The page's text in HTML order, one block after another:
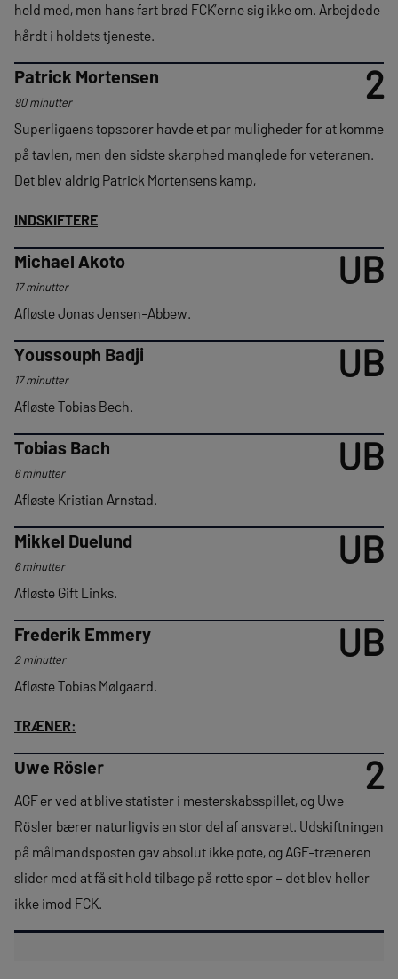
held med, men hans fart brød FCK’erne sig ikke om. Arbejdede
hårdt i holdets tjeneste.
Patrick Mortensen
90 minutter 2
Superligaens topscorer havde et par muligheder for at komme
på tavlen, men den sidste skarphed manglede for veteranen.
Det blev aldrig Patrick Mortensens kamp,
INDSKIFTERE
Michael Akoto
17 minutter UB
Afløste Jonas Jensen-Abbew.
Youssouph Badji
17 minutter UB
Afløste Tobias Bech.
Tobias Bach
6 minutter UB
Afløste Kristian Arnstad.
Mikkel Duelund
6 minutter UB
Afløste Gift Links.
Frederik Emmery
2 minutter UB
Afløste Tobias Mølgaard.
TRÆNER:
Uwe Rösler 2
AGF er ved at blive statister i mesterskabsspillet, og Uwe
Rösler bærer naturligvis en stor del af ansvaret. Udskiftningen
på målmandsposten gav absolut ikke pote, og AGF-træneren
slider med at få sit hold tilbage på rette spor – det blev heller
ikke imod FCK.